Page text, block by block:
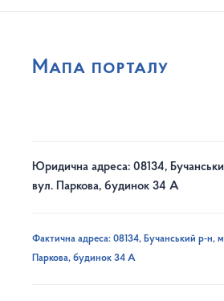
Мапа порталу
Юридична адреса: 08134,
вул. Паркова, будинок 34 А
Фактична адреса: 08134, Бучанський р-н,
Паркова, будинок 34 А